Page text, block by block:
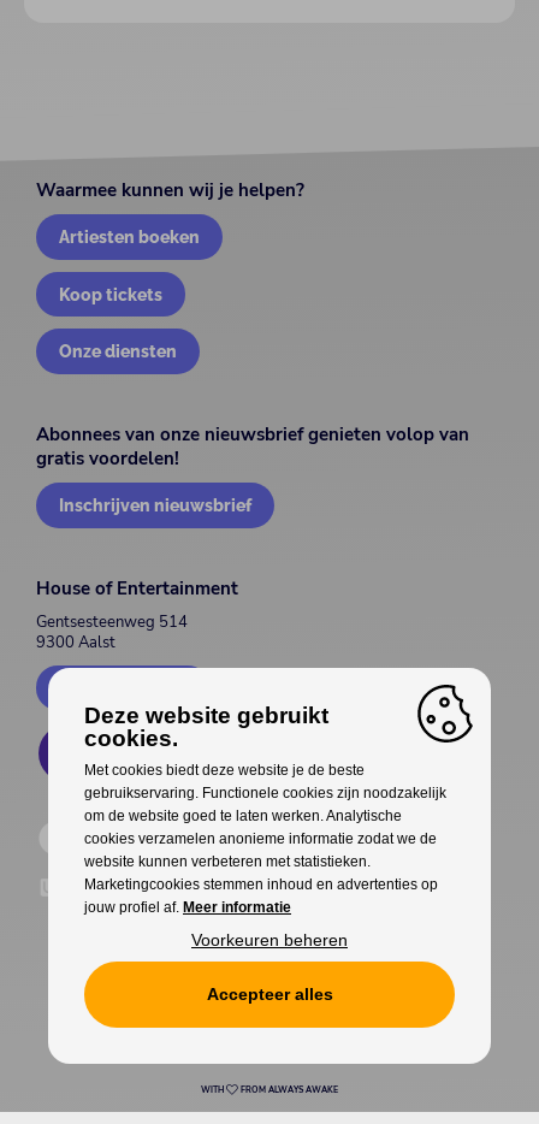
Waarmee kunnen wij je helpen?
Artiesten boeken
Koop tickets
Onze diensten
Abonnees van onze nieuwsbrief genieten volop van
gratis voordelen!
Inschrijven nieuwsbrief
House of Entertainment
Gentsesteenweg 514
9300 Aalst
Cookies Privacy
WITH FROM ALWAYS AWAKE
Deze website gebruikt
cookies.
Met cookies biedt deze website je de beste
gebruikservaring. Functionele cookies zijn noodzakelijk
om de website goed te laten werken. Analytische
cookies verzamelen anonieme informatie zodat we de
website kunnen verbeteren met statistieken.
Marketingcookies stemmen inhoud en advertenties op
jouw profiel af. Meer informatie
Voorkeuren beheren
Accepteer alles